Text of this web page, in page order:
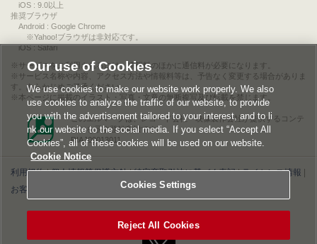
iOS : 9.0以上
推奨ブラウザ
Android : Google Chrome
※Yahoo!ブラウザは非対応です。
iOS : Safari
サービスをご利用されるには、情報料のほかに通信料が必要になります。
サービス名称や内容、アクセス方法や情報料等は、予告なく変更する場合がありま
す。あらかじめご了承ください。
本ページに掲載のイラスト・写真・文章の無断複写及び転載を禁じます。
このエルマークは、レコード会社・映像製作会社が提供するコンテ
ンツを示す登録商標です。
RIAJ00013011
利用規約|個人情報等保護方針|特定商取引法に基づく表記|ライセンス情報
お客様情報の外部送信について|Cookies Settings
Our use of Cookies
We use cookies to make our website work properly. We also
use cookies to analyze the traffic of our website, to provide
you with the advertisement tailored to your interest, and to li
nk our website to the social media. If you select “Accept All
Cookies”, all of these cookies will be used on our website.
Cookie Notice
Cookies Settings
Reject All Cookies